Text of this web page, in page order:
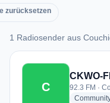
zurücksetzen
1 Radiosender aus
1 Radiosender aus
C
CKWO-
92.3 FM ·